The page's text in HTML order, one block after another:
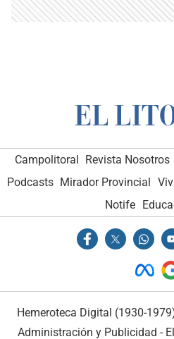
Campolitoral Revista Nosotros
Podcasts Mirador Provincial
Notife
Hemeroteca Digital (1930-
Administración y Publicidad -